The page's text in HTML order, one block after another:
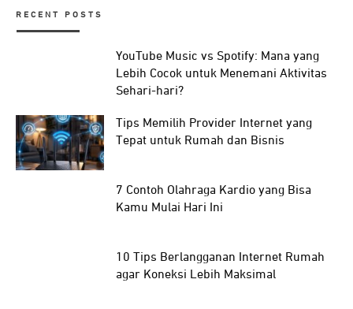
RECENT POSTS
YouTube Music vs Spotify: Mana yang
Lebih Cocok untuk Menemani Aktivitas
Sehari-hari?
Tips Memilih Provider Internet yang
Tepat untuk Rumah dan Bisnis
7 Contoh Olahraga Kardio yang Bisa
Kamu Mulai Hari Ini
10 Tips Berlangganan Internet Rumah
agar Koneksi Lebih Maksimal